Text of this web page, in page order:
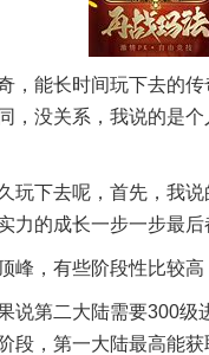
，能长时间玩下去的
，没关系，我说的是
玩下去呢，首先，我
的成长一步一步最后
峰，有些阶段性比较
说第二大陆需要300
段，第一大陆最高能